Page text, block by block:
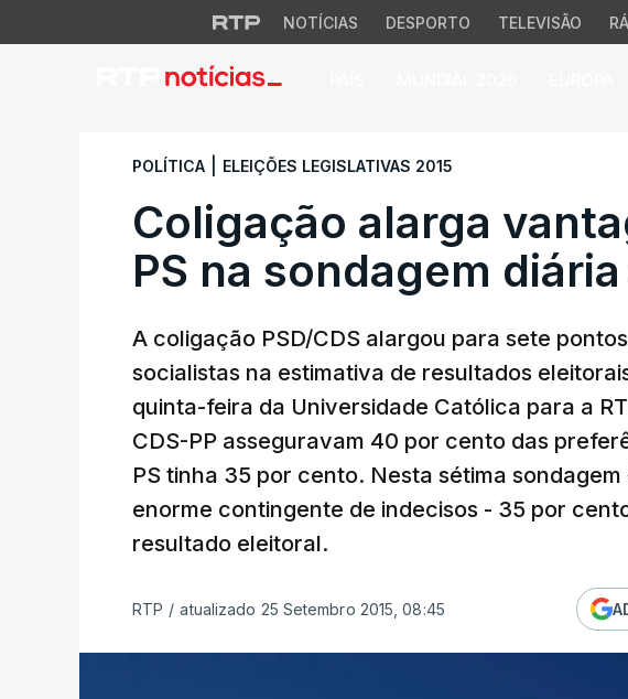
NOTÍCIAS DESPORTO TELEVISÃO
Coligação alarga
POLÍTICA ELEIÇÕES LEGISLATIVAS 2015
Coligação alarga
PS na sondagem diária
A coligação PSD/CDS alargou para sete
socialistas na estimativa de resultados
quinta-feira da Universidade Católica para a
CDS-PP asseguravam 40 por cento das
PS tinha 35 por cento. Nesta sétima
enorme contingente de indecisos - 35 por
resultado eleitoral.
RTP / atualizado 25 Setembro 2015, 08:45